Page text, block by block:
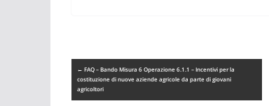
← FAQ – Bando Misura 6 Operazione 6.1.1 – Incentivi per la
costituzione di nuove aziende agricole da parte di giovani
agricoltori